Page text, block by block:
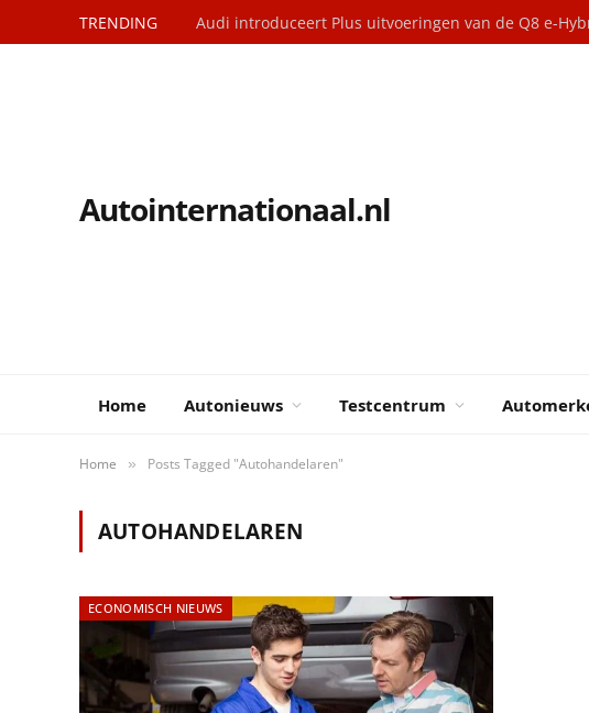
TRENDING Audi introduceert Plus uitvoeringen van de Q8 e-
Autointernationaal.nl
Home Autonieuws Testcentrum
Home » Posts Tagged "Autohandelaren"
AUTOHANDELAREN
ECONOMISCH NIEUWS